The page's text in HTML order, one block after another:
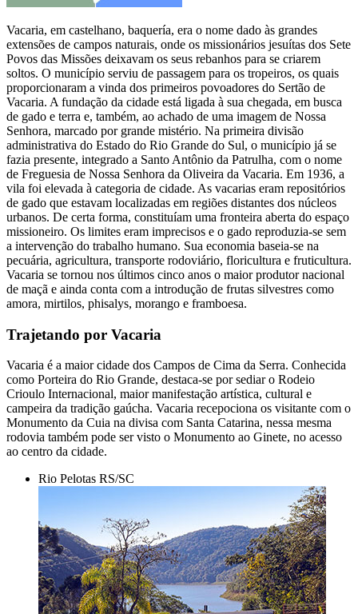
Vacaria, em castelhano, baquería, era o nome dado às grandes
extensões de campos naturais, onde os missionários jesuítas dos Sete
Povos das Missões deixavam os seus rebanhos para se criarem
soltos. O município serviu de passagem para os tropeiros, os quais
proporcionaram a vinda dos primeiros povoadores do Sertão de
Vacaria. A fundação da cidade está ligada à sua chegada, em busca
de gado e terra e, também, ao achado de uma imagem de Nossa
Senhora, marcado por grande mistério. Na primeira divisão
administrativa do Estado do Rio Grande do Sul, o município já se
fazia presente, integrado a Santo Antônio da Patrulha, com o nome
de Freguesia de Nossa Senhora da Oliveira da Vacaria. Em 1936, a
vila foi elevada à categoria de cidade. As vacarias eram repositórios
de gado que estavam localizadas em regiões distantes dos núcleos
urbanos. De certa forma, constituíam uma fronteira aberta do espaço
missioneiro. Os limites eram imprecisos e o gado reproduzia-se sem
a intervenção do trabalho humano. Sua economia baseia-se na
pecuária, agricultura, transporte rodoviário, floricultura e fruticultura.
Vacaria se tornou nos últimos cinco anos o maior produtor nacional
de maçã e ainda conta com a introdução de frutas silvestres como
amora, mirtilos, phisalys, morango e framboesa.
Trajetando por Vacaria
Vacaria é a maior cidade dos Campos de Cima da Serra. Conhecida
como Porteira do Rio Grande, destaca-se por sediar o Rodeio
Crioulo Internacional, maior manifestação artística, cultural e
campeira da tradição gaúcha. Vacaria recepociona os visitante com o
Monumento da Cuia na divisa com Santa Catarina, nessa mesma
rodovia também pode ser visto o Monumento ao Ginete, no acesso
ao centro da cidade.
Rio Pelotas RS/SC